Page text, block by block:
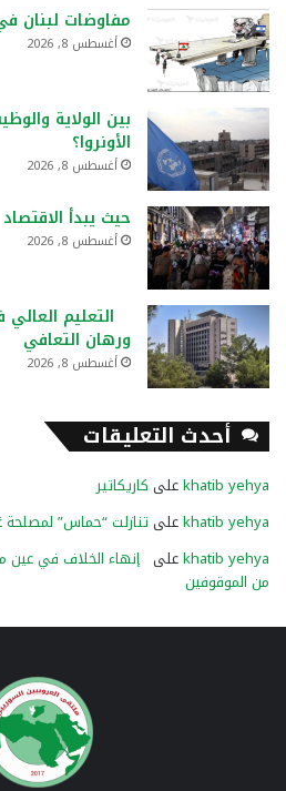
مفاوضات لبنان
أغسطس 8, 2026
بين الولاية
الأونروا؟
أغسطس 8, 2026
حيث يبدأ الاقتصاد
أغسطس 8, 2026
التعليم
ورهان التعافي
أغسطس 8, 2026
أحدث التعليقات
khatib yehyaعلى كاريكاتير
khatib yehyaعلى تنازلت “حماس” لمصلحة
khatib yehyaعلى إنهاء الخلاف في
من الموقوفين